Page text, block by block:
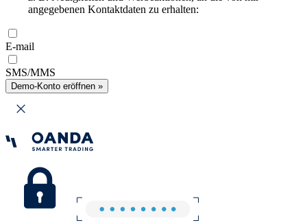
angegebenen Kontaktdaten zu erhalten:
E-mail
SMS/MMS
Demo-Konto eröffnen »